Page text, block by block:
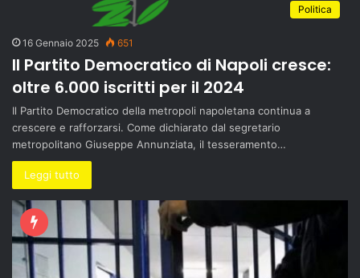
Politica
16 Gennaio 2025 651
Il Partito Democratico di Napoli cresce:
oltre 6.000 iscritti per il 2024
Il Partito Democratico della metropoli napoletana continua a
crescere e rafforzarsi. Come dichiarato dal segretario
metropolitano Giuseppe Annunziata, il tesseramento…
Leggi tutto